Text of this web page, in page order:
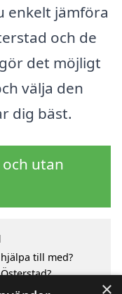
enkelt jämföra
och de
det möjligt
välja den
dig bäst.
utan
till med?
×